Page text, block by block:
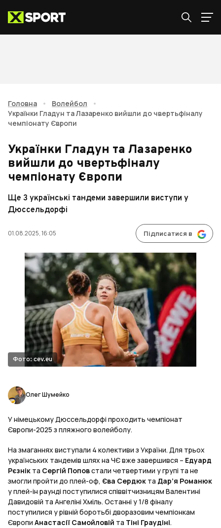
Головна • Волейбол
•
Українки Гладун та Лазаренко вийшли до чвертьфіналу
чемпіонату Європи
Українки Гладун та Лазаренко
вийшли до чвертьфіналу
чемпіонату Європи
Ще 3 українські тандеми завершили виступи у
Дюссельдорфі
01.08.2025, 16:05 Підписатися в
Фото: cev.eu
Олег Шумейко
У німецькому Дюссельдорфі проходить чемпіонат
Європи-2025 з пляжного волейболу.
На змаганнях виступали 4 колективи з України. Для трьох
українських тандемів шлях на ЧЄ вже завершився – Едуард
Рєзнік та Сергій Поповстали четвертими у групі та не
змогли пройти до плей-оф, Єва Сердюк та Дар’я Романюк
у плей-ін раунді поступилися співвітчизницям Валентині
Давидовій та Ангеліні Хміль. Останні у 1/8 фіналу
поступилися у рівній боротьбі дворазовим чемпіонкам
Європи Анастасії Самойловій та Тіні Граудіні.